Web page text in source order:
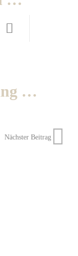
…
Nächster Beitrag